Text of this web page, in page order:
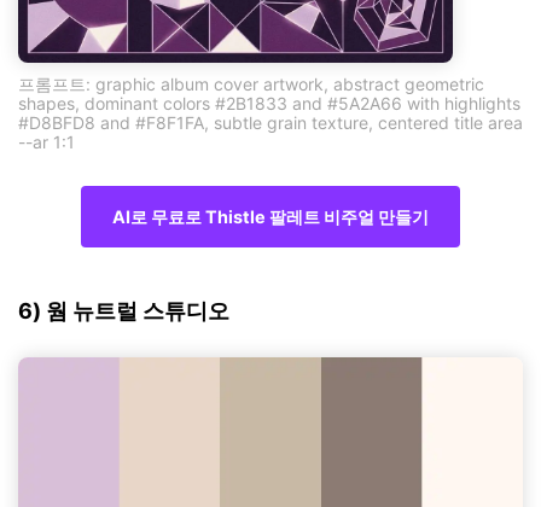
프롬프트: graphic album cover artwork, abstract geometric
shapes, dominant colors #2B1833 and #5A2A66 with highlights
#D8BFD8 and #F8F1FA, subtle grain texture, centered title area
--ar 1:1
AI로 무료로 Thistle 팔레트 비주얼 만들기
6) 웜 뉴트럴 스튜디오